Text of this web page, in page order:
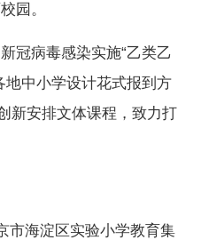
园。
冠病毒感染实施“乙类乙
地中小学设计花式报到方
新安排文体课程，致力打
市海淀区实验小学教育集